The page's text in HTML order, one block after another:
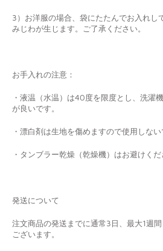
3）お洋服の場合、袋にたたんでお入れし
みじわが生じます。ご了承ください。
お手入れの注意：
・液温（水温）は40度を限度とし、洗濯
が良いです。
・漂白剤は生地を傷めますので使用しない
・タンブラー乾燥（乾燥機）はお避けくだ
発送について
注文商品の発送までに通常3日、最大1週
ございます。